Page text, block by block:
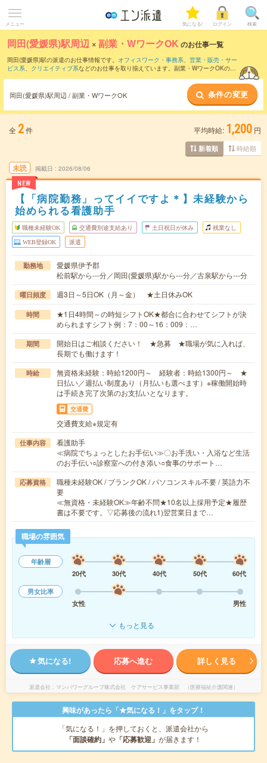
メニュー 気になる! ログイン 検索
岡田(愛媛県)駅周辺 ×副業・WワークOK のお仕事一覧
岡田(愛媛県)駅の派遣のお仕事情報です。 オフィスワーク・事務系、 営業・販売・サー
ビス系、 クリエイティブ系などのお仕事を取り揃えています。副業・WワークOKの条
岡田(愛媛県)駅周辺 / 副業・WワークOK 条件の変更
全 2件 平均時給: 1,200 円
新着順 時給順
未読
NEW
掲載日 2026/08/06
【「病院勤務」ってイイですよ＊】未経験から
始められる看護助手
職種未経験OK 交通費別途支給あり 土日祝日が休み 残業なし
WEB登録OK 派遣
勤務地
愛媛県伊予郡
松前駅から---分／岡田(愛媛県)駅から---分／古泉駅から---分
曜日頻度 週3日～5日OK（月～金） ★土日休みOK
時間
★1日4時間～の時短シフトOK★都合に合わせてシフトが決
められますシフト例：7：00～16：009：…
期間
開始日はご相談ください！ ★急募 ★職場が気に入れば、
長期でも働けます！
時給
無資格未経験：時給1200円～ 経験者：時給1300円～ ★
日払い／週払い制度あり（月払いも選べます）※稼働開始時
は手続き完了次第のお支払いとなります。
交通費
交通費支給※規定有
仕事内容
看護助手
≪病院でちょっとしたお手伝い≫〇お手洗い・入浴など生活
のお手伝い○診察室への付き添い○食事のサポート…
応募資格
職種未経験OK / ブランクOK / パソコンスキル不要 / 英語力不
要
≪無資格・未経験OK≫年齢不問★10名以上採用予定★履歴
書は不要です。▽応募後の流れ1)翌営業日まで…
職場の雰囲気
年齢層
20代
30代 40代 50代
60代
男女比率
女性
男性
もっと見る
気になる! 応募へ進む 詳しく見る
派遣会社 マンパワーグループ株式会社 ケアサービス事業部 （医療福祉介護関連）
興味があったら「★気になる！」をタップ！
「気になる！」を押しておくと、派遣会社から
「面談確約」 や 「応募歓迎」 が届きます！